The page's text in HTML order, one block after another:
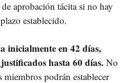
aprobación tácita si no hay
establecido.
inicialmente en 42 días,
hasta 60 días. No
miembros podrán establecer